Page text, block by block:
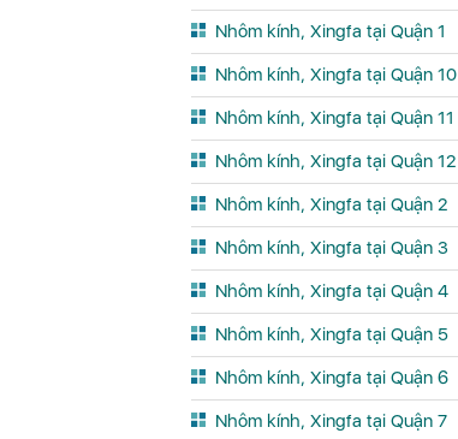
Nhôm kính, Xingfa tại Quận 1
Nhôm kính, Xingfa tại Quận 10
Nhôm kính, Xingfa tại Quận 11
Nhôm kính, Xingfa tại Quận 12
Nhôm kính, Xingfa tại Quận 2
Nhôm kính, Xingfa tại Quận 3
Nhôm kính, Xingfa tại Quận 4
Nhôm kính, Xingfa tại Quận 5
Nhôm kính, Xingfa tại Quận 6
Nhôm kính, Xingfa tại Quận 7